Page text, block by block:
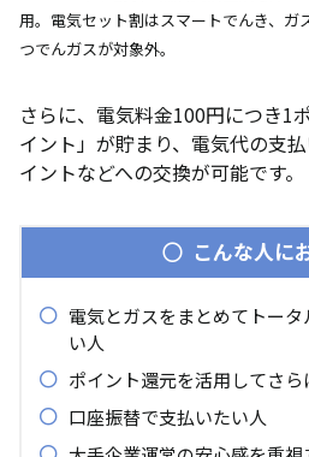
用。電気セット割はスマートでんき、ガ
つでんガスが対象外。
さらに、電気料金100円につき1
イント」が貯まり、電気代の支
イントなどへの交換が可能です。
こんな人に
電気とガスをまとめてトー
い人
ポイント還元を活用してさ
口座振替で支払いたい人